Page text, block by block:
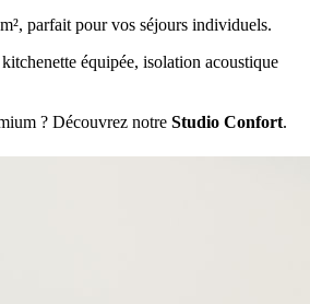
parfait pour vos séjours individuels.
kitchenette équipée, isolation acoustique
? Découvrez notre Studio Confort.